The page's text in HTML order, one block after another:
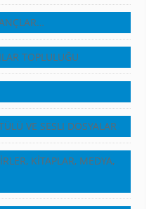
TOPLULUĞU
VE SESLI DOSYALAR
KİTAPLAR, MEDYA,